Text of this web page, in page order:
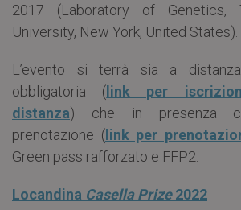
2017 (Laboratory of Genetics,
University, New York, United States).
L’evento si terrà sia a
obbligatoria (link per
distanza) che in presenza
prenotazione (link per
Green pass rafforzato e FFP2.
Locandina Casella Prize2022